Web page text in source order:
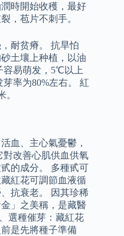
時開始收穫，最好
，苞片不刺手。
耐贫瘠。 抗旱怕
土壤上种植，以油
容易萌发，5℃以上
率为80%左右。 紅
。
血、主心氣憂鬱，
對改善心肌供血供氧
的成分。 多種甙可
紅花可調節血液循
抗衰老。 因其珍稀
」之美稱，是藏醫
選種催芽：藏紅花
是先將種子準備